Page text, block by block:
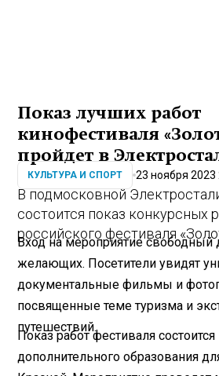
Показ лучших работ
кинофестиваля
пройдет в
КУЛЬТУРА И СПОРТ 23 ноября 2023
В подмосковной
состоится показ конкурсных
российского фестиваля
Вход на мероприятие свободный
желающих. Посетители увидят
документальные фильмы и
посвященные теме туризма и
путешествий.
Показ работ фестиваля
дополнительного образования